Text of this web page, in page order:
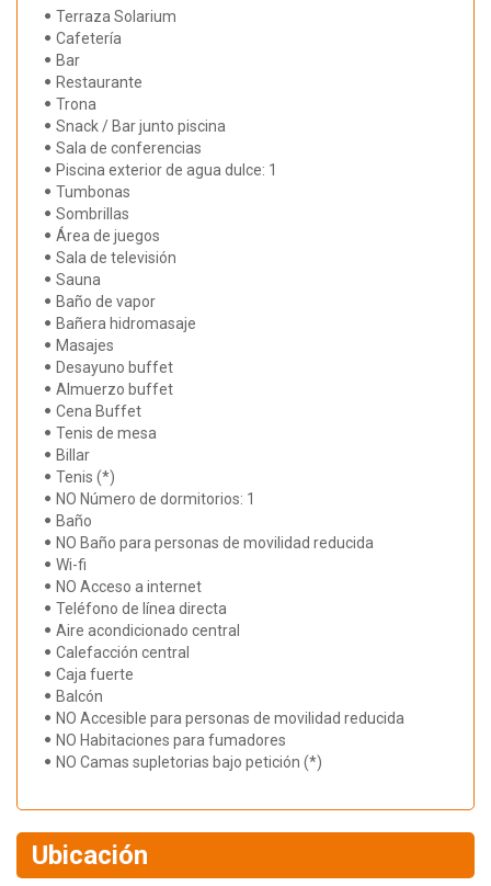
Terraza Solarium
Cafetería
Bar
Restaurante
Trona
Snack / Bar junto piscina
Sala de conferencias
Piscina exterior de agua dulce: 1
Tumbonas
Sombrillas
Área de juegos
Sala de televisión
Sauna
Baño de vapor
Bañera hidromasaje
Masajes
Desayuno buffet
Almuerzo buffet
Cena Buffet
Tenis de mesa
Billar
Tenis (*)
NO Número de dormitorios: 1
Baño
NO Baño para personas de movilidad reducida
Wi-fi
NO Acceso a internet
Teléfono de línea directa
Aire acondicionado central
Calefacción central
Caja fuerte
Balcón
NO Accesible para personas de movilidad reducida
NO Habitaciones para fumadores
NO Camas supletorias bajo petición (*)
Ubicación